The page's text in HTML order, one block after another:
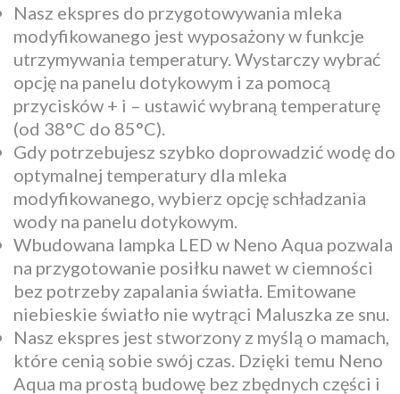
Nasz ekspres do przygotowywania mleka
modyfikowanego jest wyposażony w funkcje
utrzymywania temperatury. Wystarczy wybrać
opcję na panelu dotykowym i za pomocą
przycisków + i – ustawić wybraną temperaturę
(od 38°C do 85°C).
Gdy potrzebujesz szybko doprowadzić wodę do
optymalnej temperatury dla mleka
modyfikowanego, wybierz opcję schładzania
wody na panelu dotykowym.
Wbudowana lampka LED w Neno Aqua pozwala
na przygotowanie posiłku nawet w ciemności
bez potrzeby zapalania światła. Emitowane
niebieskie światło nie wytrąci Maluszka ze snu.
Nasz ekspres jest stworzony z myślą o mamach,
które cenią sobie swój czas. Dzięki temu Neno
Aqua ma prostą budowę bez zbędnych części i